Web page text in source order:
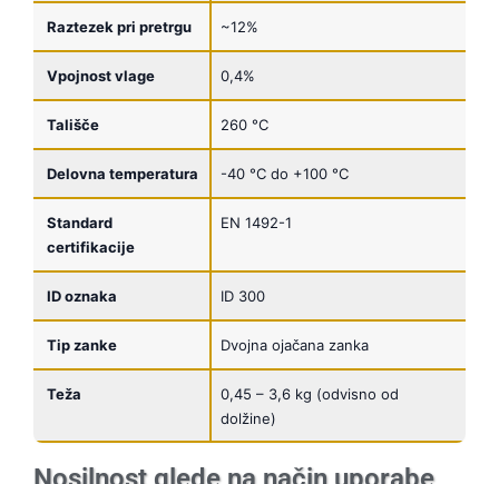
Raztezek pri pretrgu ~12%
Vpojnost vlage 0,4%
Tališče 260 °C
Delovna temperatura -40 °C do +100 °C
Standard
certifikacije
EN 1492-1
ID oznaka ID 300
Tip zanke Dvojna ojačana zanka
Teža
0,45 – 3,6 kg (odvisno od
dolžine)